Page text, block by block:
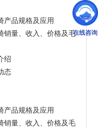
在线咨询
椅产品规格及应用
绍
态
椅产品规格及应用